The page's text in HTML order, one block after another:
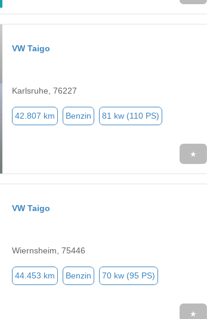
VW Taigo
Karlsruhe, 76227
42.807 km Benzin 81 kw (110 PS)
★
VW Taigo
Wiernsheim, 75446
44.453 km Benzin 70 kw (95 PS)
★